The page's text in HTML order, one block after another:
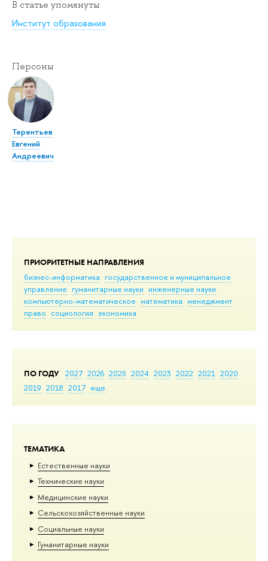
ПРИОРИТЕТНЫЕ НАПРАВЛЕНИЯ
бизнес-информатика государственное и муниципальное
управление гуманитарные науки инженерные науки
компьютерно-математическое математика менеджмент
право социология экономика
ПО ГОДУ 2027 2026 2025 2024 2023 2022 2021 2020
2019 2018 2017 еще
ТЕМАТИКА
Естественные науки
Тех­ничес­кие науки
Медицинские науки
Сельскохозяйственные науки
Социальные науки
Гуманитарные науки
В статье упомянуты
Институт образования
Персоны
Терентьев
Евгений
Андреевич